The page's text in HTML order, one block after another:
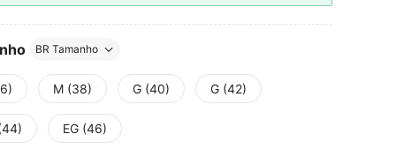
BR Tamanho
M (38) G (40) G (42)
EG (46)